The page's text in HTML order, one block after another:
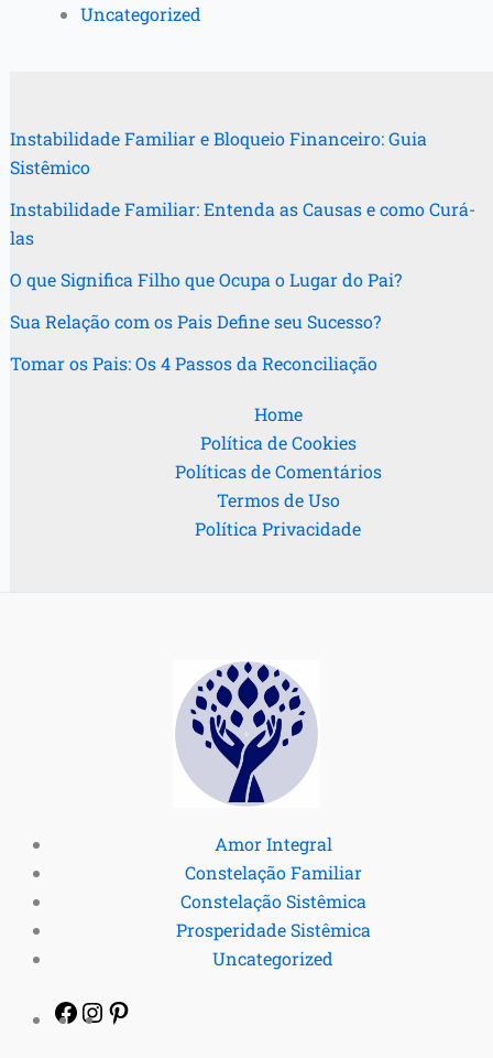
Uncategorized
Instabilidade Familiar e Bloqueio Financeiro: Guia
Sistêmico
Instabilidade Familiar: Entenda as Causas e como Curá-
las
O que Significa Filho que Ocupa o Lugar do Pai?
Sua Relação com os Pais Define seu Sucesso?
Tomar os Pais: Os 4 Passos da Reconciliação
Home
Política de Cookies
Políticas de Comentários
Termos de Uso
Política Privacidade
Amor Integral
Constelação Familiar
Constelação Sistêmica
Prosperidade Sistêmica
Uncategorized